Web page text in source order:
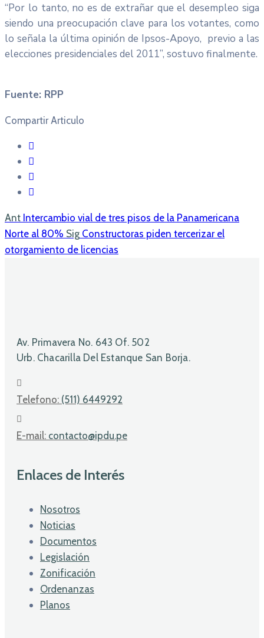
“Por lo tanto, no es de extrañar que el desempleo siga
siendo una preocupación clave para los votantes, como
lo señala la última opinión de Ipsos-Apoyo, previo a las
elecciones presidenciales del 2011”, sostuvo finalmente.
Fuente: RPP
Compartir Articulo
Ant Intercambio vial de tres pisos de la Panamericana
Norte al 80% Sig Constructoras piden tercerizar el
otorgamiento de licencias
Av. Primavera No. 643 Of. 502
Urb. Chacarilla Del Estanque San Borja.
Telefono: (511) 6449292
E-mail: contacto@ipdu.pe
Enlaces de Interés
Nosotros
Noticias
Documentos
Legislación
Zonificación
Ordenanzas
Planos